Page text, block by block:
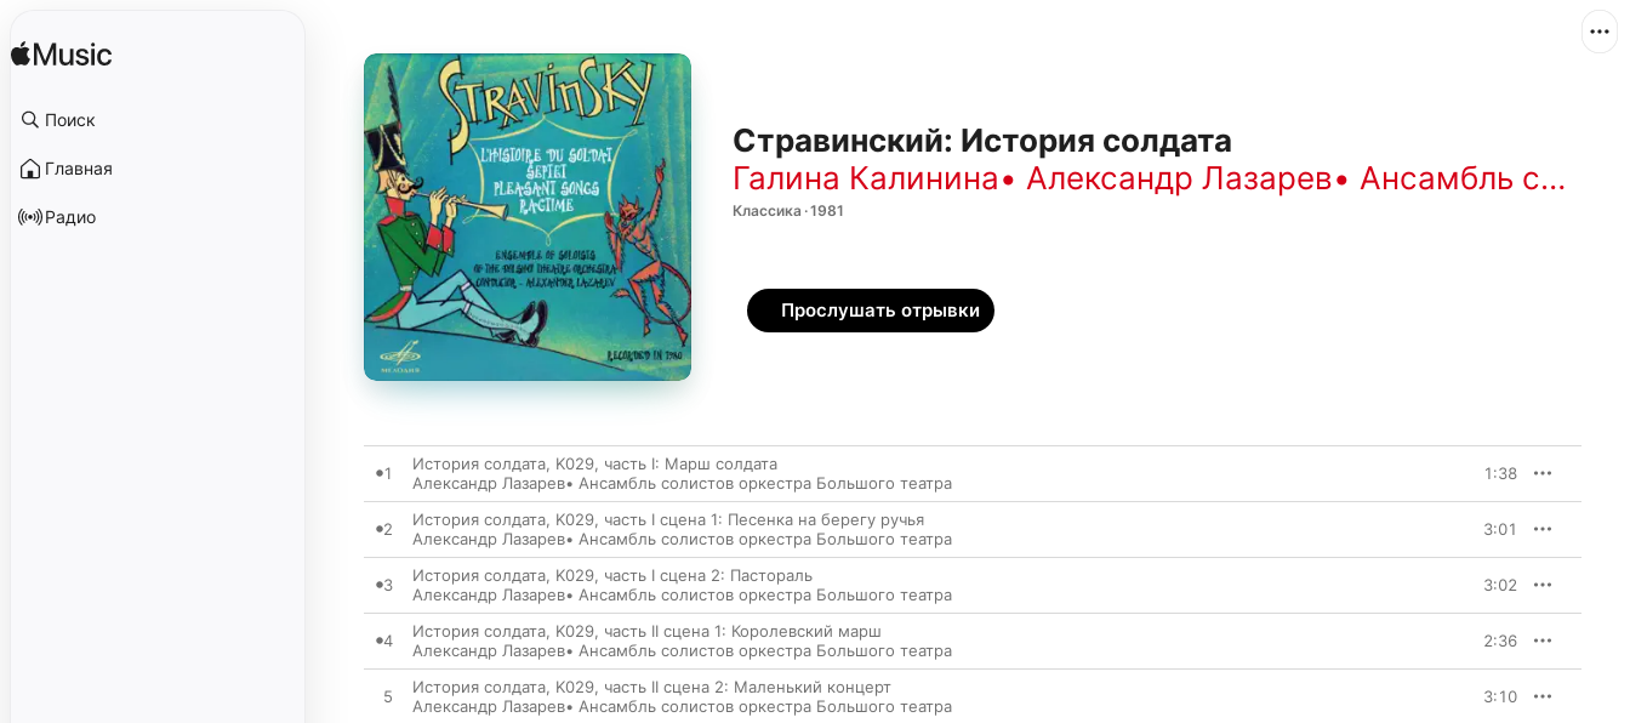
Поиск
Главная
Радио
Стравинский: История солдата
Галина Калинина• Александр Лазарев• Ансамбль солистов оркестра Большого театра
Классика · 1981
Прослушать отрывки
1
История солдата, K029, часть I: Марш солдата
Александр Лазарев• Ансамбль солистов оркестра Большого театра 1:38
2
История солдата, K029, часть I сцена 1: Песенка на берегу ручья
Александр Лазарев• Ансамбль солистов оркестра Большого театра 3:01
3
История солдата, K029, часть I сцена 2: Пастораль
Александр Лазарев• Ансамбль солистов оркестра Большого театра 3:02
4
История солдата, K029, часть II сцена 1: Королевский марш
Александр Лазарев• Ансамбль солистов оркестра Большого театра 2:36
5
История солдата, K029, часть II сцена 2: Маленький концерт
Александр Лазарев• Ансамбль солистов оркестра Большого театра 3:10